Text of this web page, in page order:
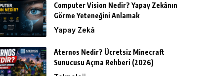
Computer Vision Nedir? Yapay Zekânın
Görme Yeteneğini Anlamak
Yapay Zekâ
Aternos Nedir? Ücretsiz Minecraft
Sunucusu Açma Rehberi (2026)